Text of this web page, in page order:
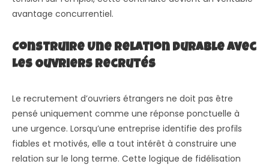
avantage concurrentiel.
Construire Une Relation Durable Avec
Les Ouvriers Recrutés
Le recrutement d’ouvriers étrangers ne doit pas être
pensé uniquement comme une réponse ponctuelle à
une urgence. Lorsqu’une entreprise identifie des profils
fiables et motivés, elle a tout intérêt à construire une
relation sur le long terme. Cette logique de fidélisation